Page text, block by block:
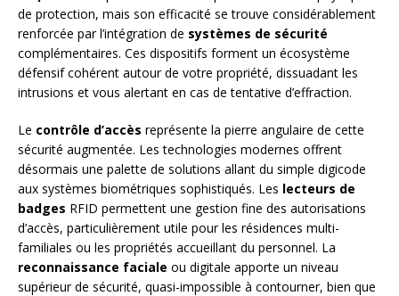
de protection, mais son efficacité se trouve considérablement
renforcée par l’intégration de systèmes de sécurité
complémentaires. Ces dispositifs forment un écosystème
défensif cohérent autour de votre propriété, dissuadant les
intrusions et vous alertant en cas de tentative d’effraction.
Le contrôle d’accès représente la pierre angulaire de cette
sécurité augmentée. Les technologies modernes offrent
désormais une palette de solutions allant du simple digicode
aux systèmes biométriques sophistiqués. Les lecteurs de
badges RFID permettent une gestion fine des autorisations
d’accès, particulièrement utile pour les résidences multi-
familiales ou les propriétés accueillant du personnel. La
reconnaissance faciale ou digitale apporte un niveau
supérieur de sécurité, quasi-impossible à contourner, bien que